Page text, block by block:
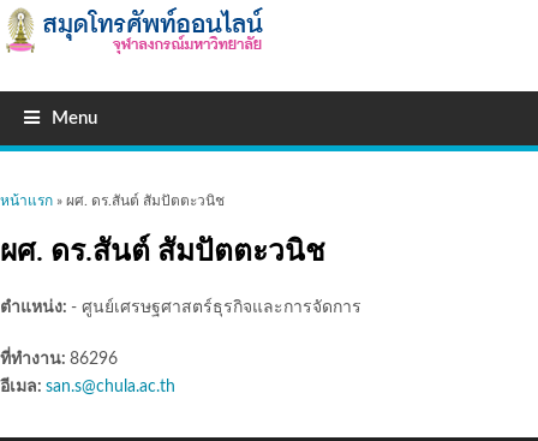
Menu
คุณอยู่ที่นี่
หน้าแรก » ผศ. ดร.สันต์ สัมปัตตะวนิช
ผศ. ดร.สันต์ สัมปัตตะวนิช
ตำแหน่ง: - ศูนย์เศรษฐศาสตร์ธุรกิจและการจัดการ
ที่ทำงาน: 86296
อีเมล: san.s@chula.ac.th